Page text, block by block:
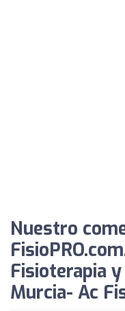
Nuestro
Fisioterapia
Murcia- Ac